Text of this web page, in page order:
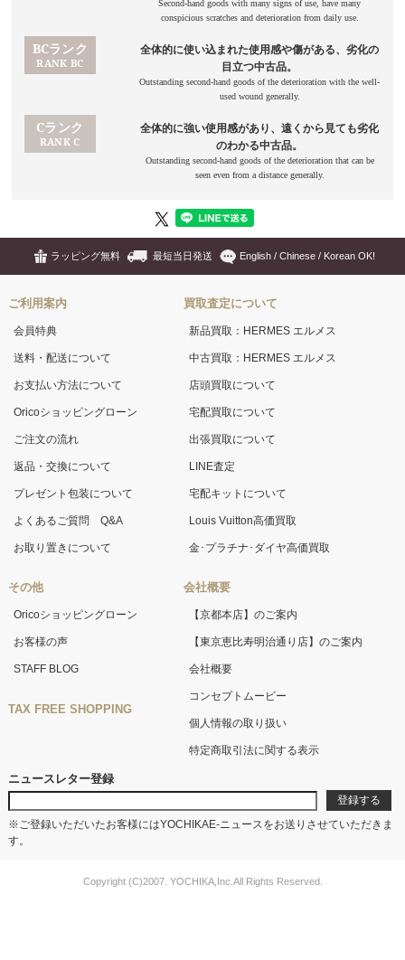
ラッピング無料 最短当日発送 English / Chinese / Korean OK!
ご利用案内
会員特典
送料・配送について
お支払い方法について
Oricoショッピングローン
ご注文の流れ
返品・交換について
プレゼント包装について
よくあるご質問 Q&A
お取り置きについて
その他
Oricoショッピングローン
お客様の声
STAFF BLOG
TAX FREE SHOPPING
買取査定について
新品買取：HERMES エルメス
中古買取：HERMES エルメス
店頭買取について
宅配買取について
出張買取について
LINE査定
宅配キットについて
Louis Vuitton高価買取
金･プラチナ･ダイヤ高価買取
会社概要
【京都本店】のご案内
【東京恵比寿明治通り店】のご案内
会社概要
コンセプトムービー
個人情報の取り扱い
特定商取引法に関する表示
ニュースレター登録
※ご登録いただいたお客様にはYOCHIKAE-ニュースをお送りさせていただきま
す。
Copyright (C)2007. YOCHIKA,Inc.All Rights Reserved.